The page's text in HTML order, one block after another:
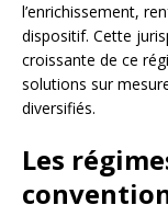
l’enrichissement,
dispositif. Cette
croissante de ce
solutions sur
diversifiés.
Les